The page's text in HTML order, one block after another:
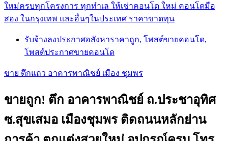
ใหม่ครบทุกโครงการ ทุกทำเล ให้เช่าคอนโด ใหม่ คอนโดมือ
สอง ในกรุงเทพ และอื่นๆในประเทศ ราคาขาดทุน
รับจ้างลงประกาศอสังหาราคาถูก, โพสต์ขายคอนโด,
โพสต์ประกาศขายคอนโด
ขาย ตึกแถว อาคารพาณิชย์ เมือง ชุมพร
ขายถูก! ตึก อาคารพาณิชย์ ถ.ประชาอุทิศ
ซ.สุขเสมอ เมืองชุมพร ติดถนนหลักย่าน